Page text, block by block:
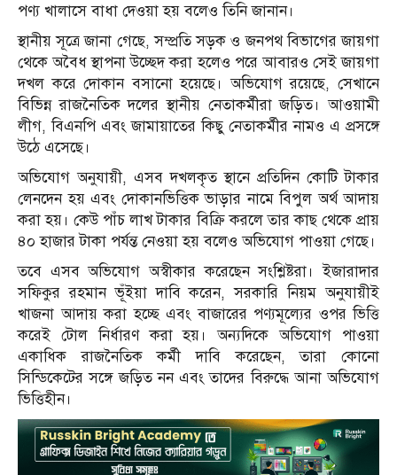
পণ্য খালাসে বাধা দেওয়া হয় বলেও তিনি জানান।
স্থানীয় সূত্রে জানা গেছে, সম্প্রতি সড়ক ও জনপথ বিভাগের জায়গা
থেকে অবৈধ স্থাপনা উচ্ছেদ করা হলেও পরে আবারও সেই জায়গা
দখল করে দোকান বসানো হয়েছে। অভিযোগ রয়েছে, সেখানে
বিভিন্ন রাজনৈতিক দলের স্থানীয় নেতাকর্মীরা জড়িত। আওয়ামী
লীগ, বিএনপি এবং জামায়াতের কিছু নেতাকর্মীর নামও এ প্রসঙ্গে
উঠে এসেছে।
অভিযোগ অনুযায়ী, এসব দখলকৃত স্থানে প্রতিদিন কোটি টাকার
লেনদেন হয় এবং দোকানভিত্তিক ভাড়ার নামে বিপুল অর্থ আদায়
করা হয়। কেউ পাঁচ লাখ টাকার বিক্রি করলে তার কাছ থেকে প্রায়
৪০ হাজার টাকা পর্যন্ত নেওয়া হয় বলেও অভিযোগ পাওয়া গেছে।
তবে এসব অভিযোগ অস্বীকার করেছেন সংশ্লিষ্টরা। ইজারাদার
সফিকুর রহমান ভূঁইয়া দাবি করেন, সরকারি নিয়ম অনুযায়ীই
খাজনা আদায় করা হচ্ছে এবং বাজারের পণ্যমূল্যের ওপর ভিত্তি
করেই টোল নির্ধারণ করা হয়। অন্যদিকে অভিযোগ পাওয়া
একাধিক রাজনৈতিক কর্মী দাবি করেছেন, তারা কোনো
সিন্ডিকেটের সঙ্গে জড়িত নন এবং তাদের বিরুদ্ধে আনা অভিযোগ
ভিত্তিহীন।